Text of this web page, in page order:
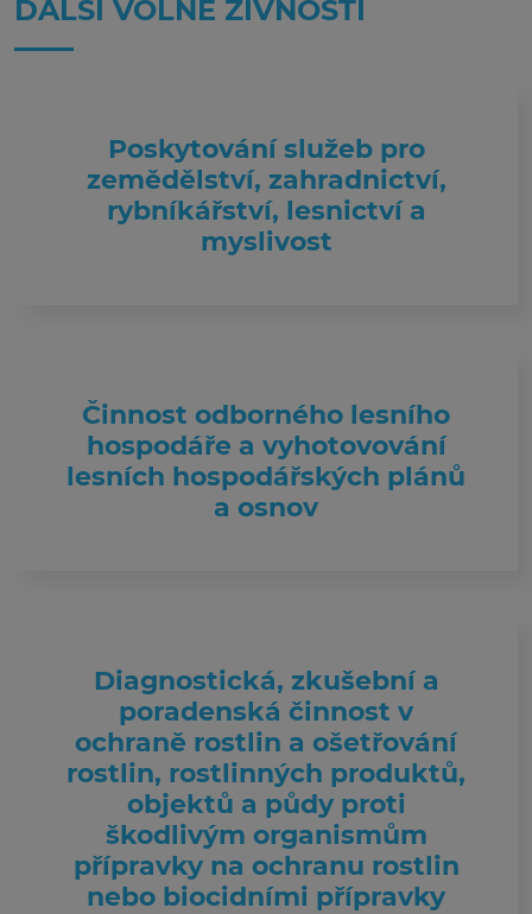
DALŠÍ VOLNÉ ŽIVNOSTI
Poskytování služeb pro
zemědělství, zahradnictví,
rybníkářství, lesnictví a
myslivost
Činnost odborného lesního
hospodáře a vyhotovování
lesních hospodářských plánů
a osnov
Diagnostická, zkušební a
poradenská činnost v
ochraně rostlin a ošetřování
rostlin, rostlinných produktů,
objektů a půdy proti
škodlivým organismům
přípravky na ochranu rostlin
nebo biocidními přípravky